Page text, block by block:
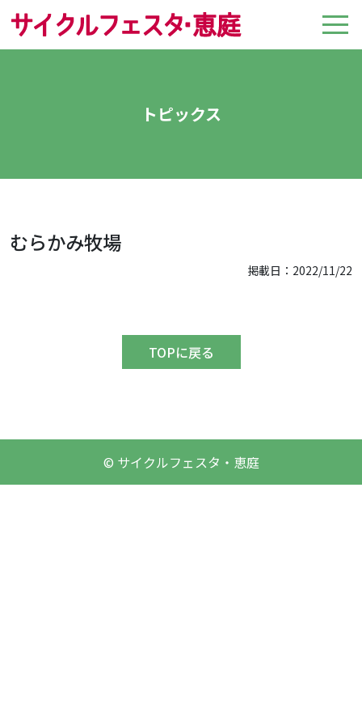
トピックス
むらかみ牧場
掲載日：2022/11/22
TOPに戻る
© サイクルフェスタ・恵庭